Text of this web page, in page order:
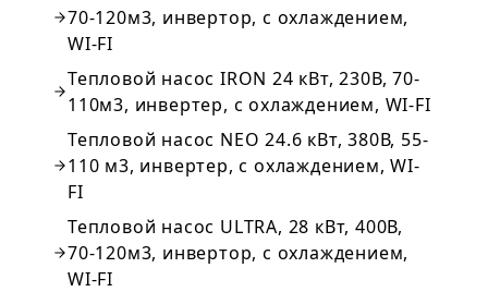
70-120м3, инвертор, с охлаждением,
WI-FI
Тепловой насос IRON 24 кВт, 230В, 70-
110м3, инвертер, с охлаждением, WI-FI
Тепловой насос NEO 24.6 кВт, 380В, 55-
110 м3, инвертер, с охлаждением, WI-
FI
Тепловой насос ULTRA, 28 кВт, 400В,
70-120м3, инвертор, с охлаждением,
WI-FI